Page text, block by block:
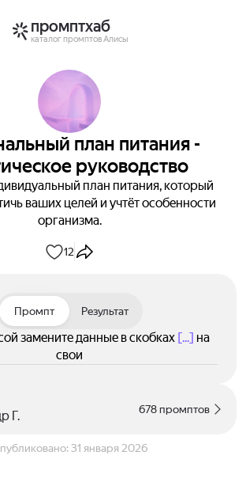
промптхаб
каталог промптов Алисы
план питания -
руководство
план питания, который
ваших целей и учтёт особенности
организма.
12
Промпт Результат
замените данные в скобках [...] на
свои
Г. 678 промптов
31 января 2026